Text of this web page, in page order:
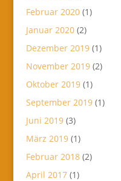
Februar 2020(1)
Januar 2020(2)
Dezember 2019(1)
November 2019(2)
Oktober 2019(1)
September 2019(1)
Juni 2019(3)
März 2019(1)
Februar 2018(2)
April 2017(1)